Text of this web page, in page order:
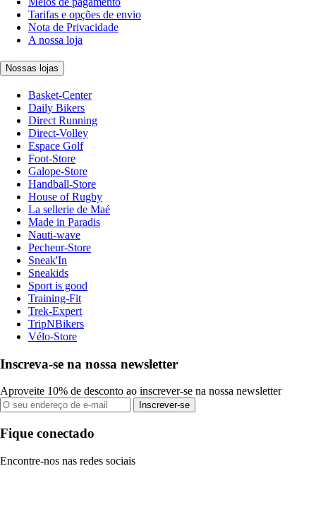
Tarifas e opções de envio
Nota de Privacidade
A nossa loja
Nossas lojas
Basket-Center
Daily Bikers
Direct Running
Direct-Volley
Espace Golf
Foot-Store
Galope-Store
Handball-Store
House of Rugby
La sellerie de Maé
Made in Paradis
Nauti-wave
Pecheur-Store
Sneak'In
Sneakids
Sport is good
Training-Fit
Trek-Expert
TripNBikers
Vélo-Store
Inscreva-se na nossa newsletter
Aproveite 10% de desconto ao inscrever-se na nossa newsletter
Inscrever-se
Fique conectado
Encontre-nos nas redes sociais